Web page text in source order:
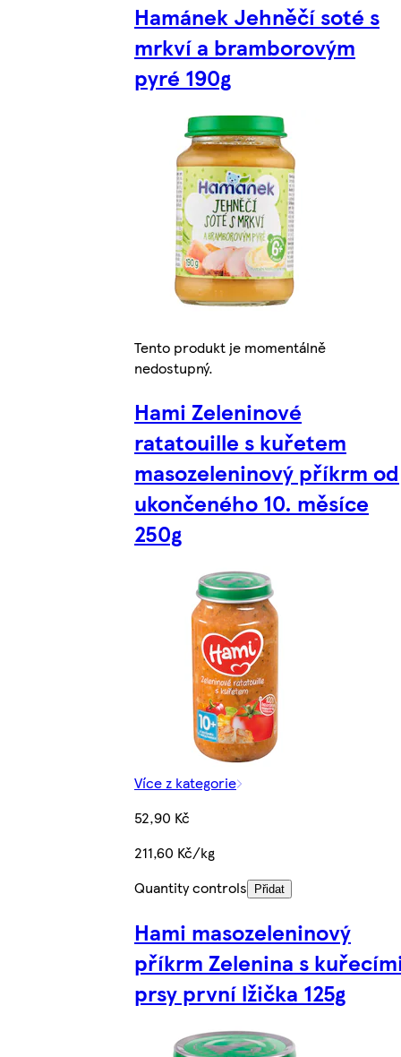
Hamánek Jehněčí soté s
mrkví a bramborovým
pyré 190g
Tento produkt je momentálně
nedostupný.
Hami Zeleninové
ratatouille s kuřetem
masozeleninový příkrm od
ukončeného 10. měsíce
250g
Více z kategorie
52,90 Kč
211,60 Kč/kg
Quantity controls
Přidat
Hami masozeleninový
příkrm Zelenina s
prsy první lžička 125g